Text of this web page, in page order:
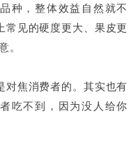
种，整体效益自然就不
常见的硬度更大、果皮更
。
对焦消费者的。其实也有
吃不到，因为没人给你